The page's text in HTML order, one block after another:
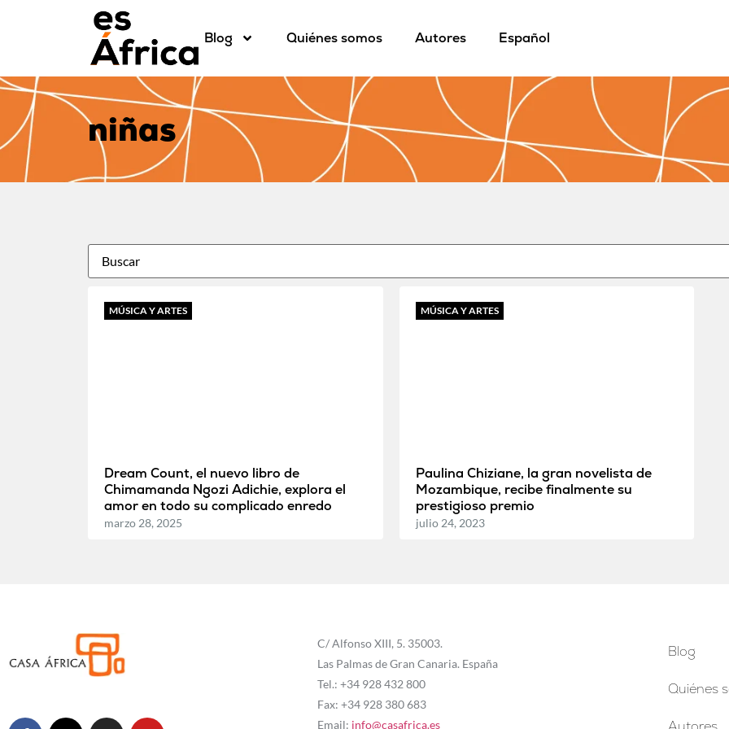
Blog Quiénes somos Autores Español
niñas
MÚSICA Y ARTES
Dream Count, el nuevo libro de
Chimamanda Ngozi Adichie, explora el
amor en todo su complicado enredo
marzo 28, 2025
MÚSICA Y ARTES
Paulina Chiziane, la gran novelista de
Mozambique, recibe finalmente su
prestigioso premio
julio 24, 2023
C/ Alfonso XIII, 5. 35003.
Las Palmas de Gran Canaria. España
Tel.: +34 928 432 800
Fax: +34 928 380 683
Email: info@casafrica.es
Blog
Quiénes